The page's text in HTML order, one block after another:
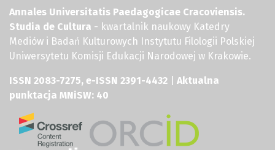
Annales Universitatis Paedagogicae Cracoviensis.
Studia de Cultura - kwartalnik naukowy Katedry
Mediów i Badań Kulturowych Instytutu Filologii Polskiej
Uniwersytetu Komisji Edukacji Narodowej w Krakowie.
ISSN 2083-7275, e-ISSN 2391-4432
Aktualna
punktacja MNiSW: 40